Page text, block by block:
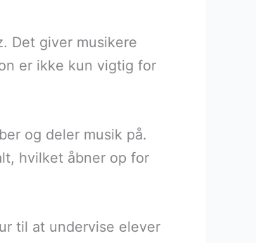
Det giver musikere
er ikke kun vigtig for
og deler musik på.
hvilket åbner op for
til at undervise elever